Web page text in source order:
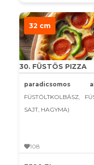
32 cm
30. FÜSTÖS PIZZA
paradicsomos
FÜSTÖLTKOLBÁSZ,
SAJT, HAGYMA)
108